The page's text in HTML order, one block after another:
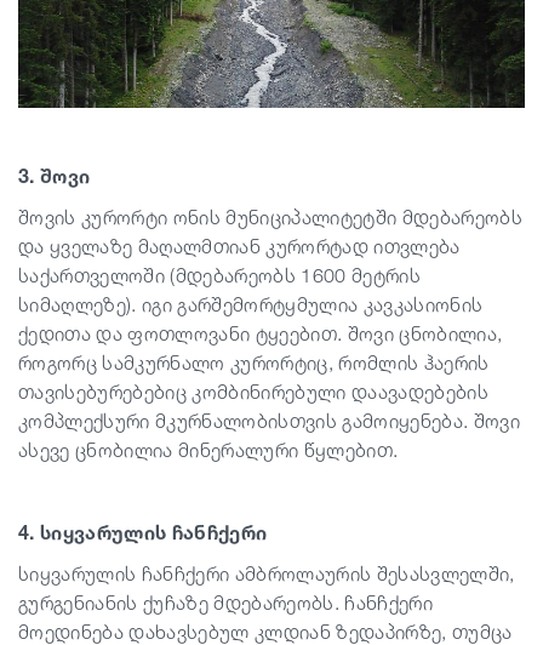
3. შოვი
შოვის კურორტი ონის მუნიციპალიტეტში მდებარეობს
და ყველაზე მაღალმთიან კურორტად ითვლება
საქართველოში (მდებარეობს 1600 მეტრის
სიმაღლეზე). იგი გარშემორტყმულია კავკასიონის
ქედითა და ფოთლოვანი ტყეებით. შოვი ცნობილია,
როგორც სამკურნალო კურორტიც, რომლის ჰაერის
თავისებურებებიც კომბინირებული დაავადებების
კომპლექსური მკურნალობისთვის გამოიყენება. შოვი
ასევე ცნობილია მინერალური წყლებით.
4. სიყვარულის ჩანჩქერი
სიყვარულის ჩანჩქერი ამბროლაურის შესასვლელში,
გურგენიანის ქუჩაზე მდებარეობს. ჩანჩქერი
მოედინება დახავსებულ კლდიან ზედაპირზე, თუმცა